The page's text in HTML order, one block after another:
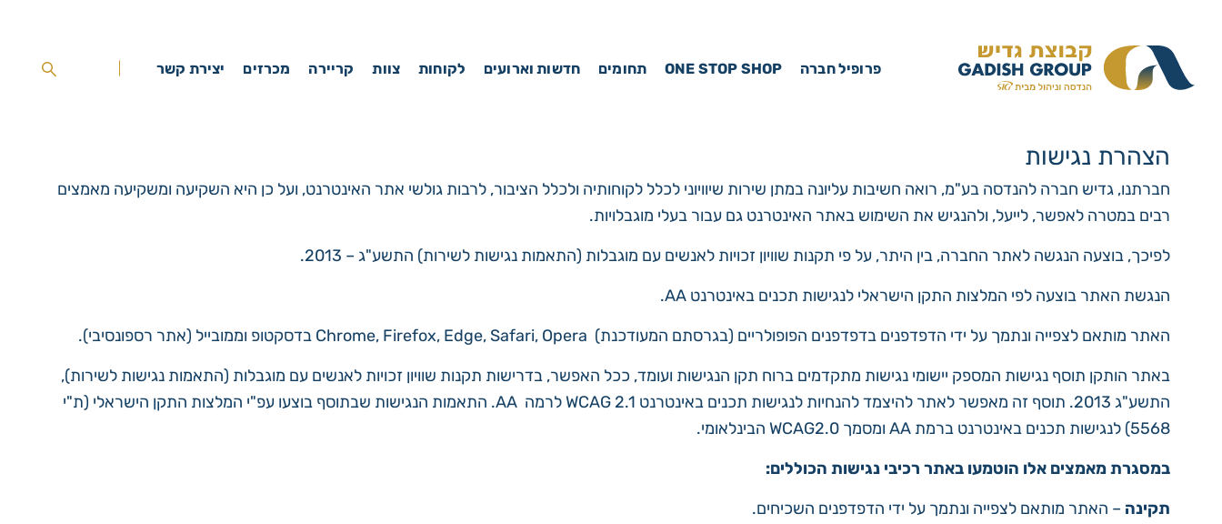
פרופיל חברה ONE STOP SHOP תחומים חדשות וארועים לקוחות צוות קריירה מכרזים יצירת קשר
הצהרת נגישות
חברתנו, גדיש חברה להנדסה בע"מ, רואה חשיבות עליונה במתן שירות שיוויוני לכלל לקוחותיה ולכלל הציבור, לרבות גולשי אתר האינטרנט, ועל כן היא השקיעה ומשקיעה מאמצים
רבים במטרה לאפשר, לייעל, ולהנגיש את השימוש באתר האינטרנט גם עבור בעלי מוגבלויות.
לפיכך, בוצעה הנגשה לאתר החברה, בין היתר, על פי תקנות שוויון זכויות לאנשים עם מוגבלות (התאמות נגישות לשירות) התשע"ג – 2013.
הנגשת האתר בוצעה לפי המלצות התקן הישראלי לנגישות תכנים באינטרנט AA.
האתר מותאם לצפייה ונתמך על ידי הדפדפנים בדפדפנים הפופולריים (בגרסתם המעודכנת) Chrome, Firefox, Edge, Safari, Opera בדסקטופ וממובייל (אתר רספונסיבי).
באתר הותקן תוסף נגישות המספק יישומי נגישות מתקדמים ברוח תקן הנגישות ועומד, ככל האפשר, בדרישות תקנות שוויון זכויות לאנשים עם מוגבלות (התאמות נגישות לשירות),
התשע"ג 2013. תוסף זה מאפשר לאתר להיצמד להנחיות לנגישות תכנים באינטרנט WCAG 2.1 לרמה AA. התאמות הנגישות שבתוסף בוצעו עפ"י המלצות התקן הישראלי (ת"י
5568) לנגישות תכנים באינטרנט ברמת AA ומסמך WCAG2.0 הבינלאומי.
במסגרת מאמצים אלו הוטמעו באתר רכיבי נגישות הכוללים:
תקינה – האתר מותאם לצפייה ונתמך על ידי הדפדפנים השכיחים.